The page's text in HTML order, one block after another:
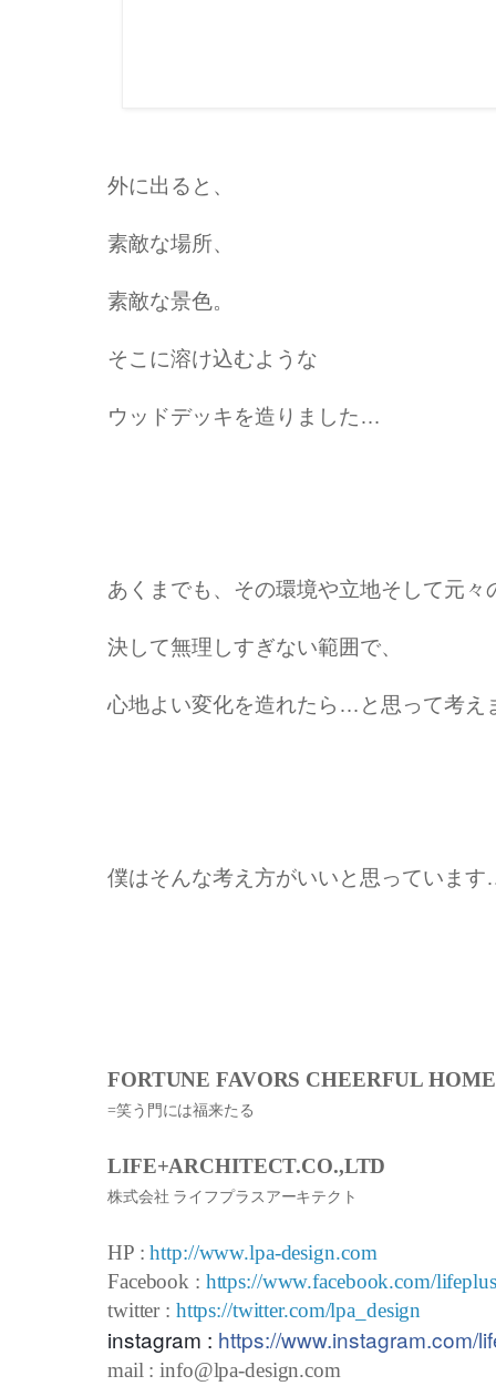
外に出ると、
素敵な場所、
素敵な景色。
そこに溶け込むような
ウッドデッキを造りました…
あくまでも、その環境や立地そして元々
決して無理しすぎない範囲で、
心地よい変化を造れたら…と思って考え
僕はそんな考え方がいいと思っていま
FORTUNE FAVORS CHEERFUL
=笑う門には福来たる
LIFE+ARCHITECT.CO.,LTD
株式会社 ライフプラスアーキテクト
HP :http://www.lpa-design.com
Facebook : https://www.facebook.com/
twitter : https://twitter.com/lpa_design
instagram : https://www.instagram.com/
mail : info@lpa-design.com